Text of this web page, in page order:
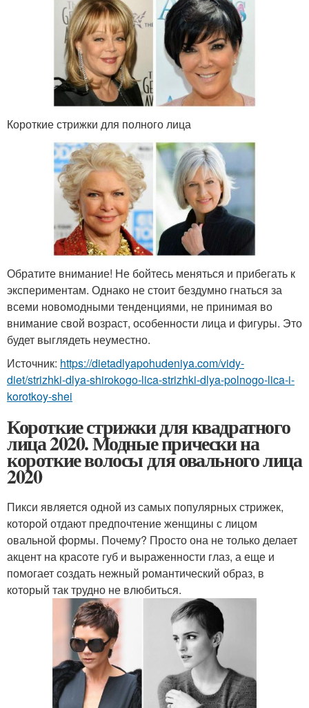
Короткие стрижки для полного лица
Обратите внимание! Не бойтесь меняться и прибегать к
экспериментам. Однако не стоит бездумно гнаться за
всеми новомодными тенденциями, не принимая во
внимание свой возраст, особенности лица и фигуры. Это
будет выглядеть неуместно.
Источник: https://dietadlyapohudeniya.com/vidy-
diet/strizhki-dlya-shirokogo-lica-strizhki-dlya-polnogo-lica-i-
korotkoy-shei
Короткие стрижки для квадратного
лица 2020. Модные прически на
короткие волосы для овального лица
2020
Пикси является одной из самых популярных стрижек,
которой отдают предпочтение женщины с лицом
овальной формы. Почему? Просто она не только делает
акцент на красоте губ и выраженности глаз, а еще и
помогает создать нежный романтический образ, в
который так трудно не влюбиться.